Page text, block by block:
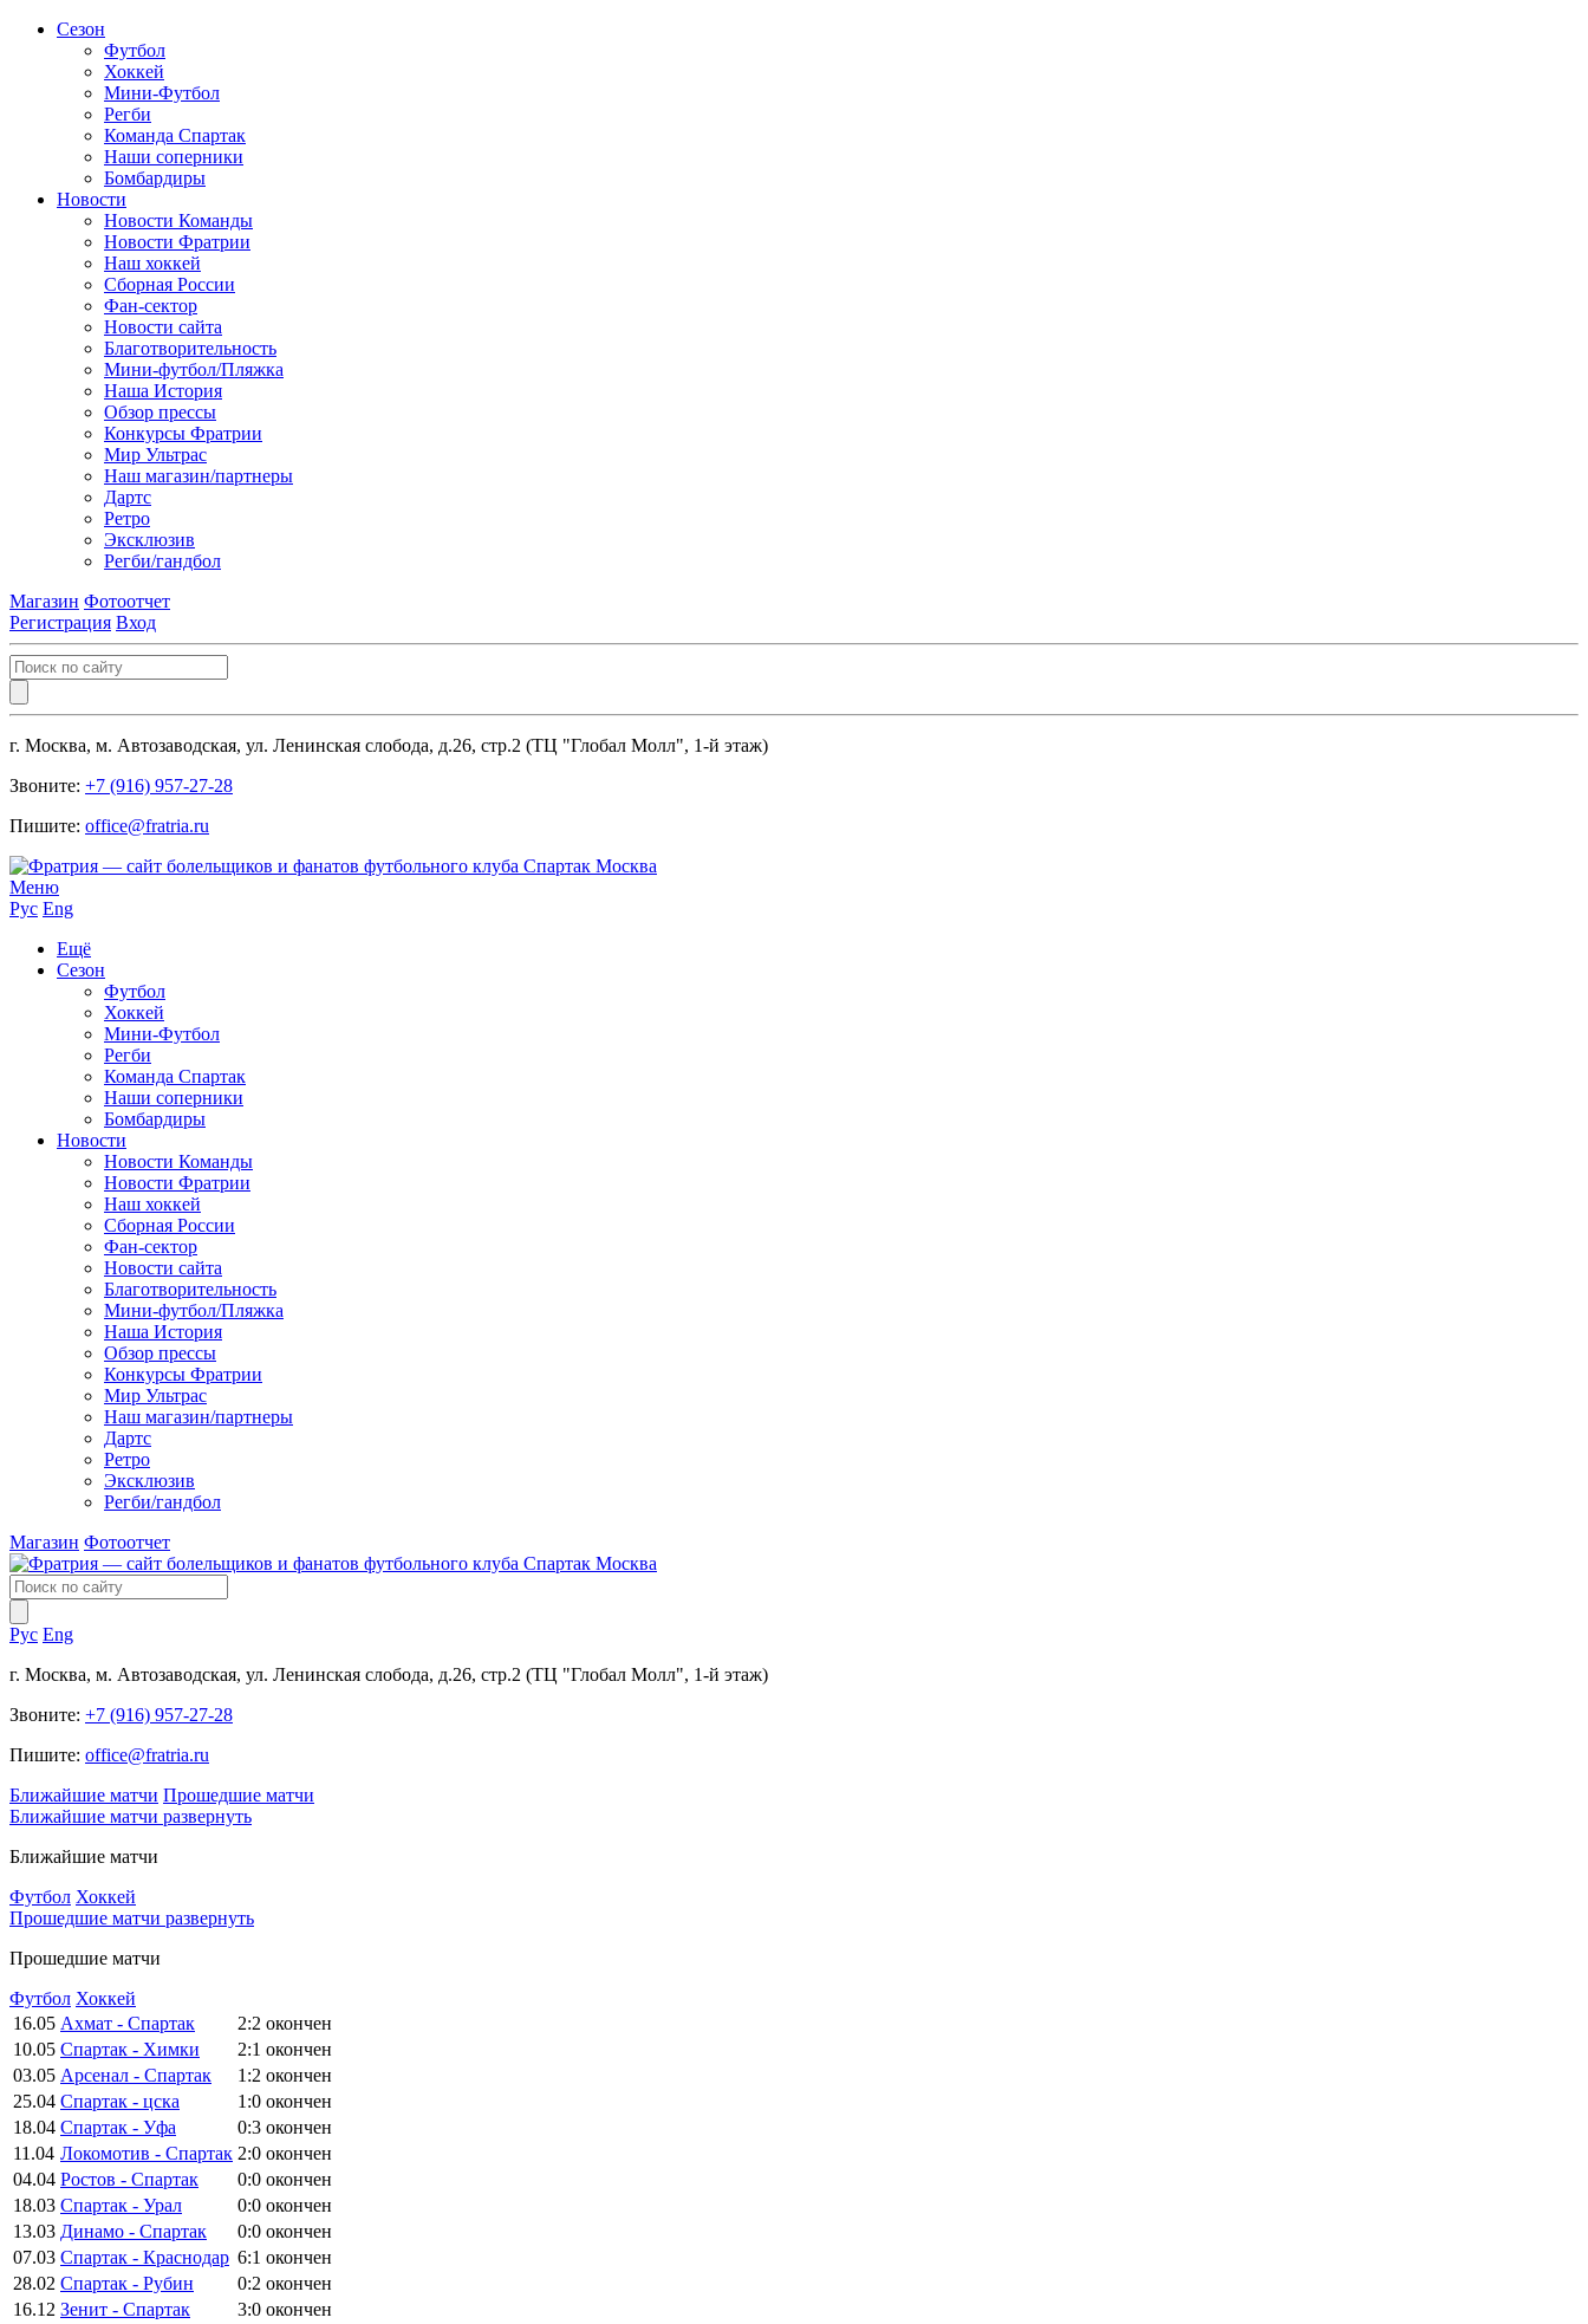
Сезон
Футбол
Хоккей
Мини-Футбол
Регби
Команда Спартак
Наши соперники
Бомбардиры
Новости
Новости Команды
Новости Фратрии
Наш хоккей
Сборная России
Фан-cектор
Новости сайта
Благотворительность
Мини-футбол/Пляжка
Наша История
Обзор прессы
Конкурсы Фратрии
Мир Ультрас
Наш магазин/партнеры
Дартс
Ретро
Эксклюзив
Регби/гандбол
Магазин Фотоотчет
Регистрация Вход
г. Москва, м. Автозаводская, ул. Ленинская слобода, д.26, стр.2 (ТЦ "Глобал Молл", 1-й этаж)
Звоните: +7 (916) 957-27-28
Пишите: office@fratria.ru
Меню
Рус Eng
Ещё
Сезон
Футбол
Хоккей
Мини-Футбол
Регби
Команда Спартак
Наши соперники
Бомбардиры
Новости
Новости Команды
Новости Фратрии
Наш хоккей
Сборная России
Фан-cектор
Новости сайта
Благотворительность
Мини-футбол/Пляжка
Наша История
Обзор прессы
Конкурсы Фратрии
Мир Ультрас
Наш магазин/партнеры
Дартс
Ретро
Эксклюзив
Регби/гандбол
Магазин Фотоотчет
Рус Eng
г. Москва, м. Автозаводская, ул. Ленинская слобода, д.26, стр.2 (ТЦ "Глобал Молл", 1-й этаж)
Звоните: +7 (916) 957-27-28
Пишите: office@fratria.ru
Ближайшие матчи Прошедшие матчи
Ближайшие матчи развернуть
Ближайшие матчи
Футбол Хоккей
Прошедшие матчи развернуть
Прошедшие матчи
Футбол Хоккей
16.05 Ахмат - Спартак 2:2 окончен
10.05 Спартак - Химки 2:1 окончен
03.05 Арсенал - Спартак 1:2 окончен
25.04 Спартак - цска 1:0 окончен
18.04 Спартак - Уфа 0:3 окончен
11.04 Локомотив - Спартак 2:0 окончен
04.04 Ростов - Спартак 0:0 окончен
18.03 Спартак - Урал 0:0 окончен
13.03 Динамо - Спартак 0:0 окончен
07.03 Спартак - Краснодар 6:1 окончен
28.02 Спартак - Рубин 0:2 окончен
16.12 Зенит - Спартак 3:0 окончен